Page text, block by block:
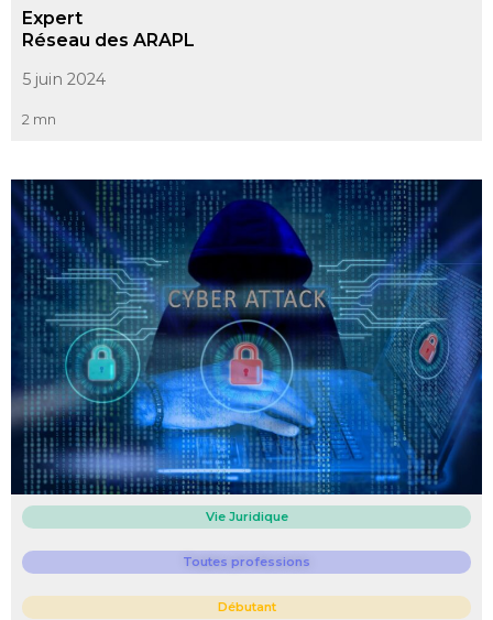
Expert
Réseau des ARAPL
5 juin 2024
2 mn
Vie Juridique
Toutes professions
Débutant